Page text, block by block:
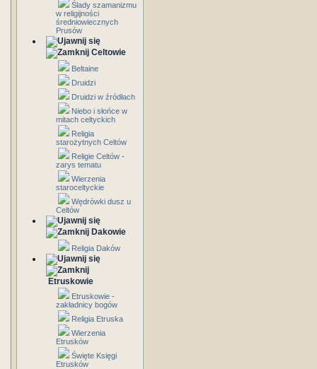
Ślady szamanizmu
w religijności
średniowiecznych
Prusów
Celtowie
Beltaine
Druidzi
Druidzi w źródłach
Niebo i słońce w
mitach celtyckich
Religia
starożytnych Celtów
Religie Celtów -
zarys tematu
Wierzenia
staroceltyckie
Wędrówki dusz u
Celtów
Dakowie
Religia Daków
Etruskowie
Etruskowie -
zakładnicy bogów
Religia Etruska
Wierzenia
Etrusków
Święte Księgi
Etrusków